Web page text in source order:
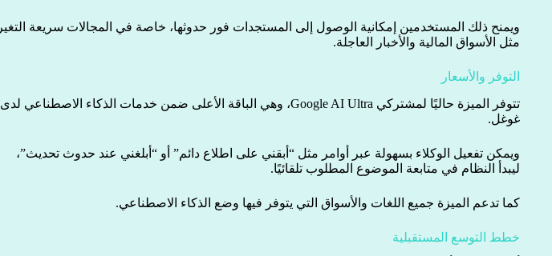
ويمنح ذلك المستخدمين إمكانية الوصول إلى المستجدات فور حدوثها، خاصة في المجالات سريعة التغير
مثل الأسواق المالية والأخبار العاجلة.
التوفر والأسعار
تتوفر الميزة حاليًا لمشتركي Google AI Ultra، وهي الباقة الأعلى ضمن خدمات الذكاء الاصطناعي لدى
غوغل.
ويمكن تفعيل الوكلاء بسهولة عبر أوامر مثل “أبقني على اطلاع دائم” أو “أبلغني عند حدوث تحديث”،
ليبدأ النظام في متابعة الموضوع المطلوب تلقائيًا.
كما تدعم الميزة جميع اللغات والأسواق التي يتوفر فيها وضع الذكاء الاصطناعي.
خطط التوسع المستقبلية